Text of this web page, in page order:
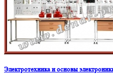
Электротехника и основы